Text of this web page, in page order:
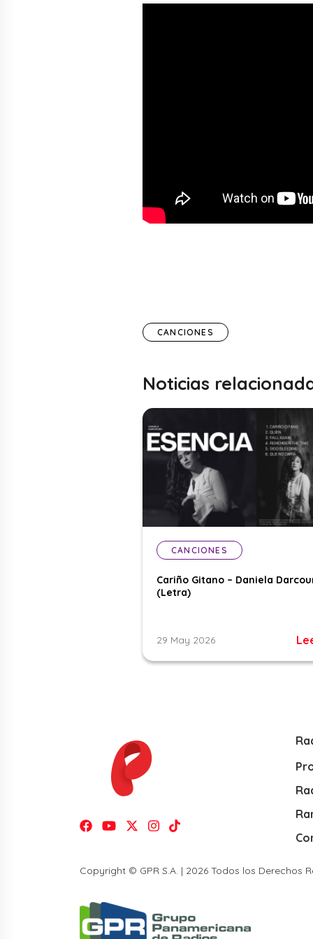
CANCIONES
Noticias
CANCIONES
Cariño Gitano – Daniela
(Letra)
29 May 2026
Copyright © GPR S.A. | 2026 Todos los Derechos